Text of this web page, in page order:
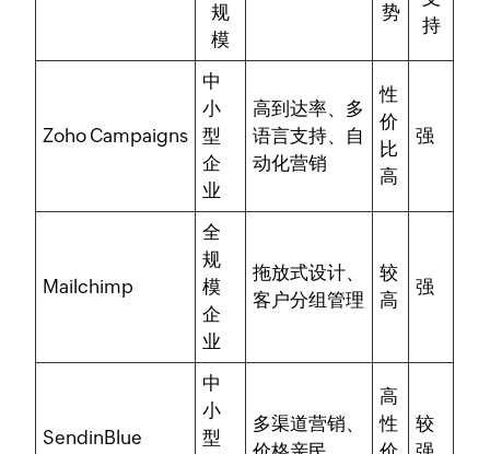
规
模
势
持
Zoho Campaigns
中
小
型
企
业
高到达率、多
语言支持、自
动化营销
性
价
比
高
强
Mailchimp
全
规
模
企
业
拖放式设计、
客户分组管理
较
高
强
SendinBlue
中
小
型
多渠道营销、
高
性
较